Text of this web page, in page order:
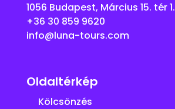
1056 Budapest, Március 15. tér 1.
+36 30 859 9620
info@luna-tours.com
Oldaltérkép
Kölcsönzés